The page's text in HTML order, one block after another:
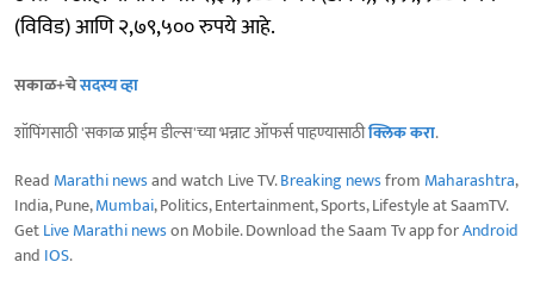
(विविड) आणि २,७९,५०० रुपये आहे.
सकाळ+चेसदस्य व्हा
शॉपिंगसाठी 'सकाळ प्राईम डील्स'च्या भन्नाट ऑफर्स पाहण्यासाठीक्लिक करा.
Read Marathi newsand watch Live TV.Breaking newsfrom Maharashtra,
India, Pune,Mumbai, Politics, Entertainment, Sports, Lifestyle at SaamTV.
GetLive Marathi newson Mobile. Download the Saam Tv app forAndroid
and IOS.